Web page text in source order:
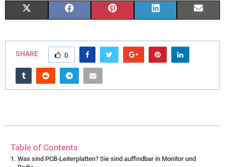
I
R
C
E
B
N
T
T
N
K
SHARE 0
Table of Contents
Was sind PCB-Leiterplatten? Sie sind auffindbar in Monitor und